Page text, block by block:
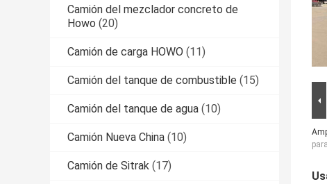
Camión del mezclador concreto de
Howo (20)
Camión de carga HOWO (11)
Camión del tanque de combustible (15)
Camión del tanque de agua (10)
Camión Nueva China (10)
Camión de Sitrak (17)